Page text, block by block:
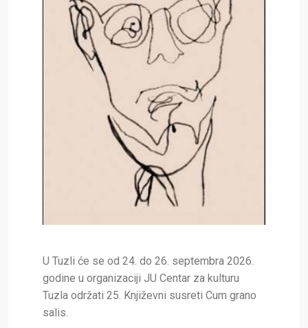
U Tuzli će se od 24. do 26. septembra 2026.
godine u organizaciji JU Centar za kulturu
Tuzla održati 25. Književni susreti Cum grano
salis.